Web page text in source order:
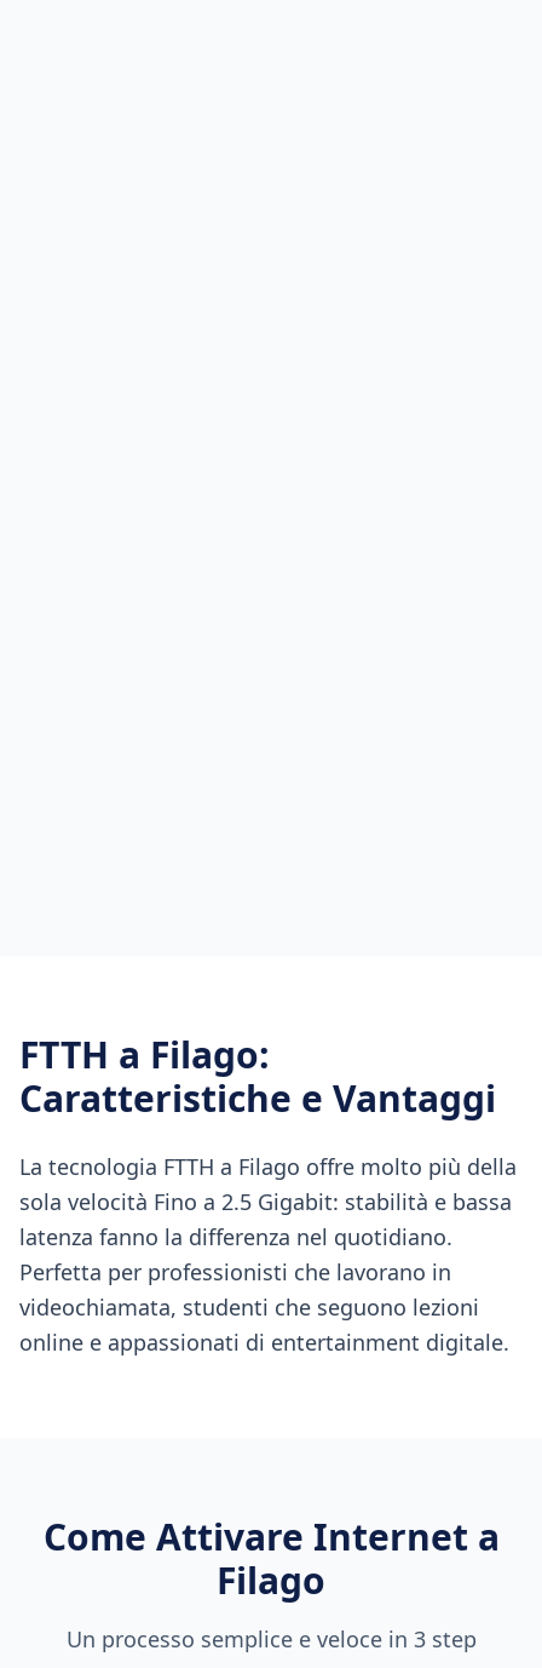
FTTH a Filago:
Caratteristiche e Vantaggi
La tecnologia FTTH a Filago offre molto più della
sola velocità Fino a 2.5 Gigabit: stabilità e bassa
latenza fanno la differenza nel quotidiano.
Perfetta per professionisti che lavorano in
videochiamata, studenti che seguono lezioni
online e appassionati di entertainment digitale.
Come Attivare Internet a
Filago
Un processo semplice e veloce in 3 step